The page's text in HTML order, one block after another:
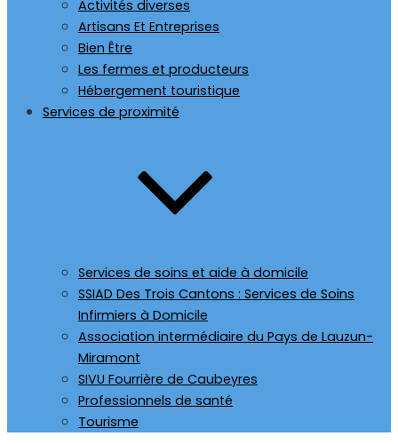
Activités diverses
Artisans Et Entreprises
Bien Être
Les fermes et producteurs
Hébergement touristique
Services de proximité
Services de soins et aide à domicile
SSIAD Des Trois Cantons : Services de Soins
Infirmiers à Domicile
Association intermédiaire du Pays de Lauzun-
Miramont
SIVU Fourrière de Caubeyres
Professionnels de santé
Tourisme